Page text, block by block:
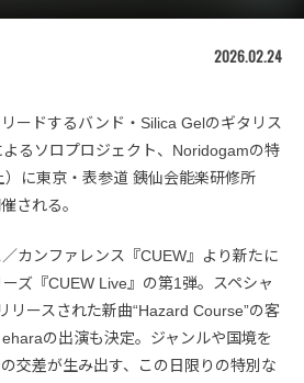
2026.02.24
ードするバンド・Silica Gelのギタリス
よるソロプロジェクト、Noridogamの特
に東京・表参道 銕仙会能楽研修所
される。
カンファレンス『CUEW』より新たに
ズ『CUEW Live』の第1弾。スペシャ
リースされた新曲“Hazard Course”の客
の出演も決定。ジャンルや国境を
交差が生み出す、この日限りの特別な